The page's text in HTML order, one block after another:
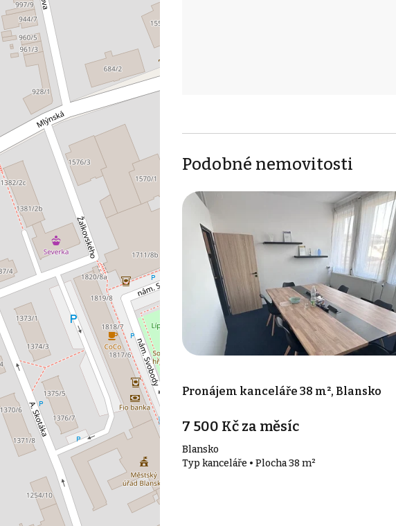
Podobné nemovitosti
Pronájem kanceláře 38 m², Blansko
7 500 Kč za měsíc
Blansko
Typ kanceláře • Plocha 38 m²